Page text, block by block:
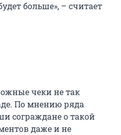
больше», – считает
чеки не так
По мнению ряда
сограждане о такой
даже и не